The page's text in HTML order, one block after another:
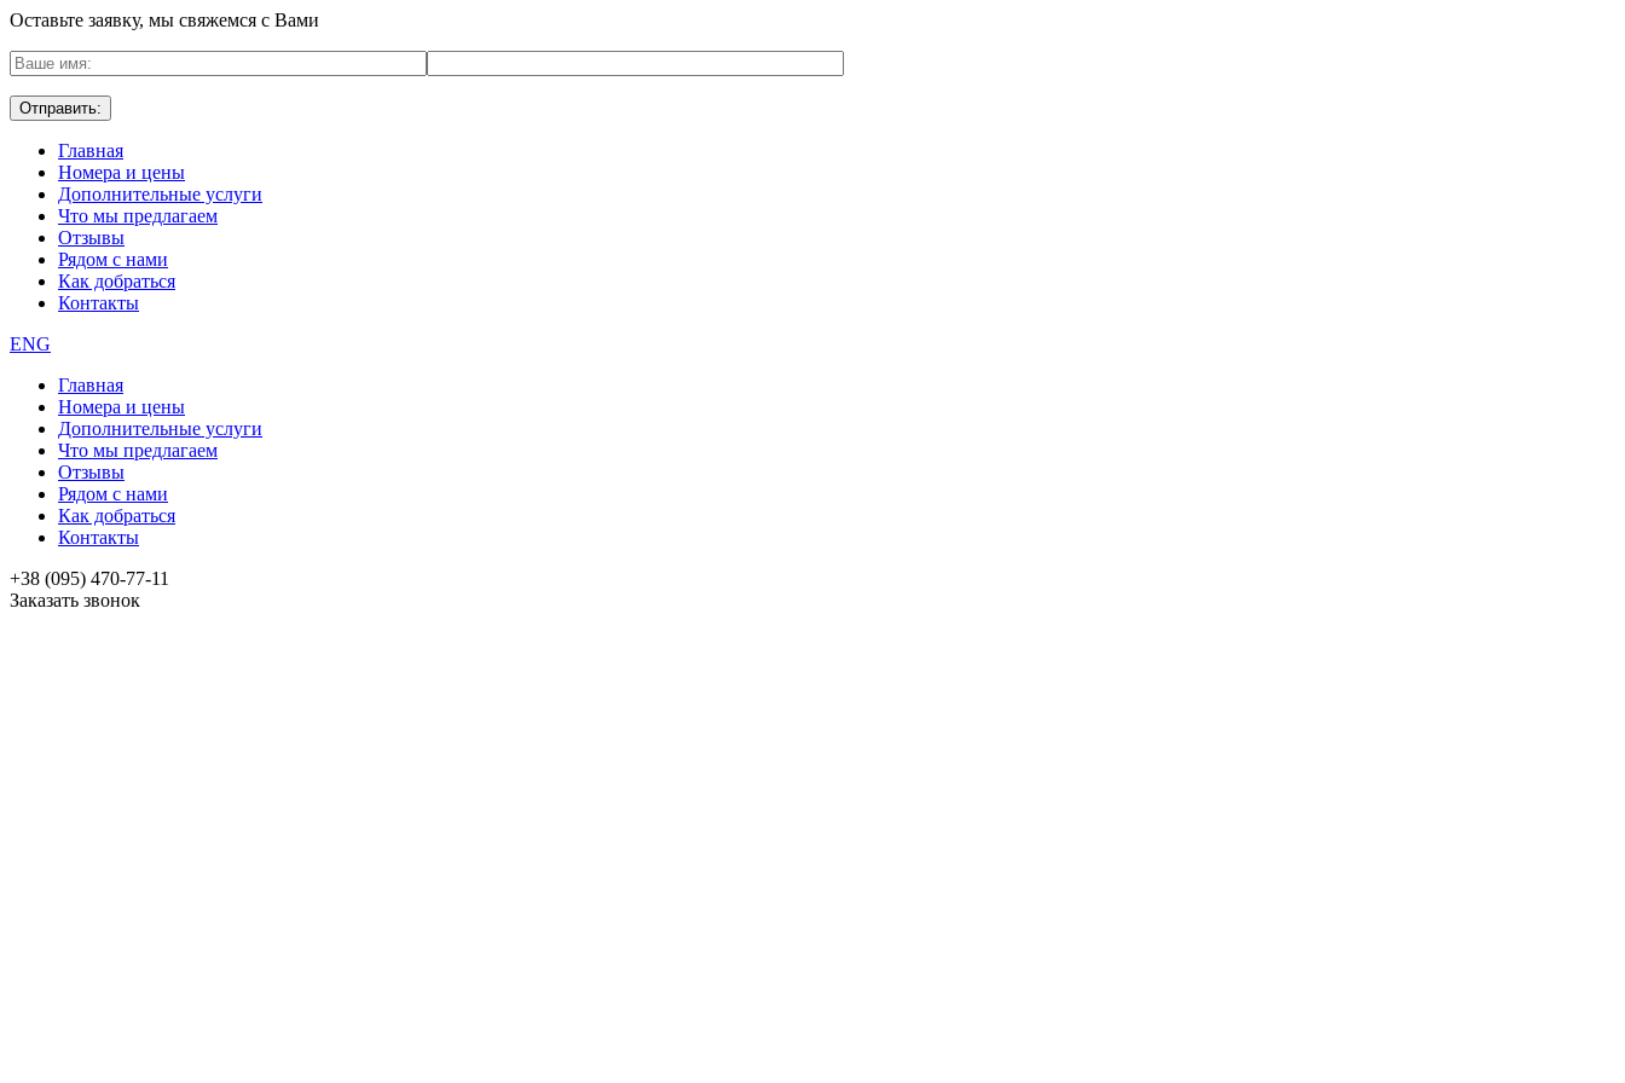
Оставьте заявку, мы свяжемся с Вами
Главная
Номера и цены
Дополнительные услуги
Что мы предлагаем
Отзывы
Рядом с нами
Как добраться
Контакты
ENG
Главная
Номера и цены
Дополнительные услуги
Что мы предлагаем
Отзывы
Рядом с нами
Как добраться
Контакты
+38 (095) 470-77-11
Заказать звонок